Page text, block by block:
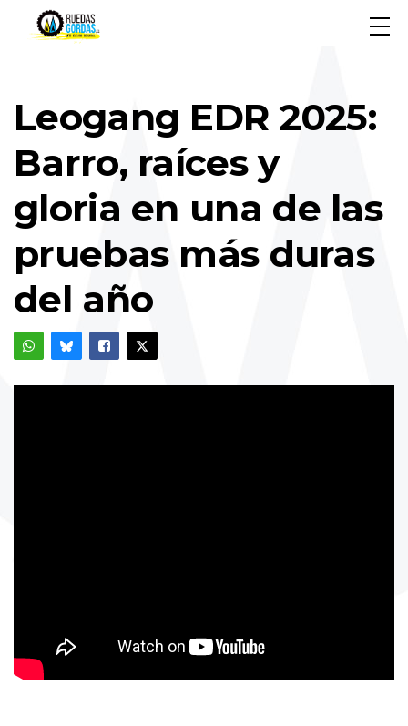
Leogang EDR 2025:
Barro, raíces y
gloria en una de las
pruebas más duras
del año